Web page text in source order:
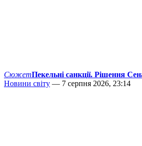
СюжетПекельні санкції. Рішення
Новини світу — 7 серпня 2026, 23:14